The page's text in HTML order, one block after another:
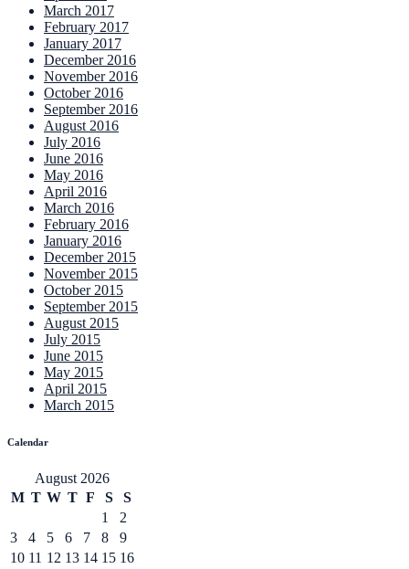
March 2017
February 2017
January 2017
December 2016
November 2016
October 2016
September 2016
August 2016
July 2016
June 2016
May 2016
April 2016
March 2016
February 2016
January 2016
December 2015
November 2015
October 2015
September 2015
August 2015
July 2015
June 2015
May 2015
April 2015
March 2015
Calendar
August 2026
M T W T F S
S
1
2
3
4 5 6 7 8
9
10 11 12 13 14 15 16